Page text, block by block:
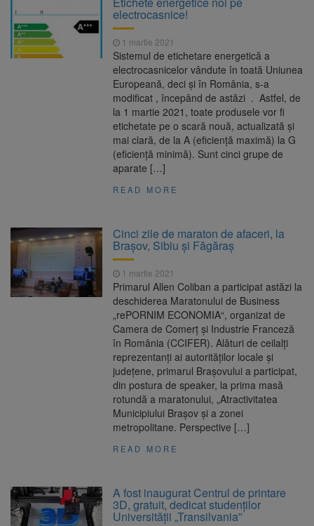
Accidentelor de Muncă
8 august 2026
Am început demolarea
fostului complex Duplex 91, de lângă Piața
Star
8 august 2026
Ungaria renunță la apelul
pentru reducerea consumului de energie.
Nivelul Dunării a început să crească
La 97 de ani, a doborât
propriul record mondial. Betty Bromage a
zburat din nou pe aripa unui avion
electrocasnice!
1 martie 2021
Sistemul de etichetare energetică a
electrocasnicelor vândute în toată Uniunea
Europeană, deci şi în România, s-a
modificat , începând de astăzi . Astfel, de
la 1 martie 2021, toate produsele vor fi
etichetate pe o scară nouă, actualizată și
mai clară, de la A (eficiență maximă) la G
(eficiență minimă). Sunt cinci grupe de
aparate […]
READ MORE
Cinci zile de maraton de afaceri, la
Brașov, Sibiu și Făgăraș
1 martie 2021
Primarul Allen Coliban a participat astăzi la
deschiderea Maratonului de Business
„rePORNIM ECONOMIA“, organizat de
Camera de Comerț și Industrie Franceză
în România (CCIFER). Alături de ceilalți
reprezentanți ai autorităților locale și
județene, primarul Brașovului a participat,
din postura de speaker, la prima masă
rotundă a maratonului, „Atractivitatea
Municipiului Brașov și a zonei
metropolitane. Perspective […]
READ MORE
A fost inaugurat Centrul de printare
3D, gratuit, dedicat studenților
Universității „Transilvania”